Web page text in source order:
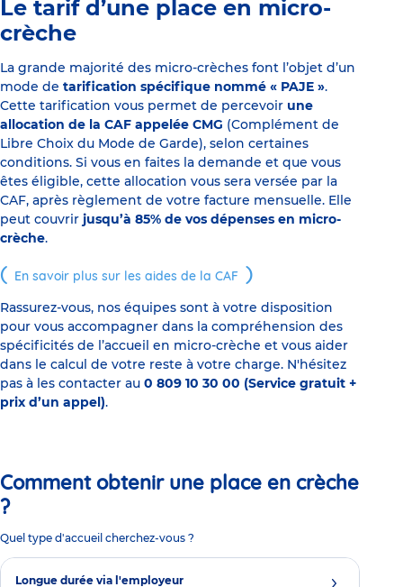
Le tarif d’une place en micro-
crèche
La grande majorité des micro-crèches font l’objet d’un
mode de tarification spécifique nommé « PAJE ».
Cette tarification vous permet de percevoir une
allocation de la CAF appelée CMG (Complément de
Libre Choix du Mode de Garde), selon certaines
conditions. Si vous en faites la demande et que vous
êtes éligible, cette allocation vous sera versée par la
CAF, après règlement de votre facture mensuelle. Elle
peut couvrir jusqu’à 85% de vos dépenses en micro-
crèche.
En savoir plus sur les aides de la CAF
Rassurez-vous, nos équipes sont à votre disposition
pour vous accompagner dans la compréhension des
spécificités de l’accueil en micro-crèche et vous aider
dans le calcul de votre reste à votre charge. N'hésitez
pas à les contacter au 0 809 10 30 00 (Service gratuit +
prix d’un appel).
Comment obtenir une place en crèche
?
Quel type d'accueil cherchez-vous ?
Longue durée via l'employeur